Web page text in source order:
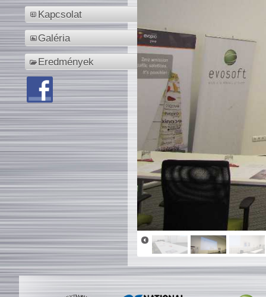
Kapcsolat
Galéria
Eredmények